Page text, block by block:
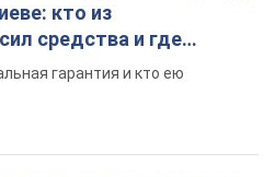
кто из
средства и где
гарантия и кто ею